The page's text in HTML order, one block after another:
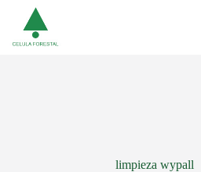
contenido
limpieza wypall